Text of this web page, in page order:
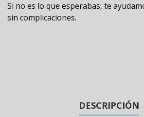
Si no es lo que esperabas, te
sin complicaciones.
DESCRIPCIÓN